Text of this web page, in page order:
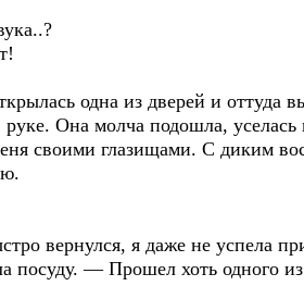
одна из дверей и оттуда
Она молча подошла, уселась
своими глазищами. С диким
вернулся, я даже не успела
посуду. — Прошел хоть одного из